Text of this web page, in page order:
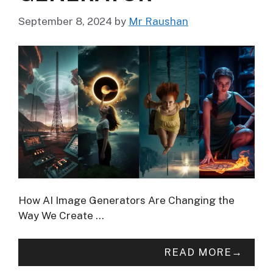
September 8, 2024 by Mr Raushan
How AI Image Generators Are Changing the
Way We Create …
READ MORE